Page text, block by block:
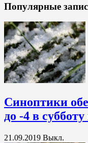
Популярные
Синоптики
до -4 в
21.09.2019 Выкл.